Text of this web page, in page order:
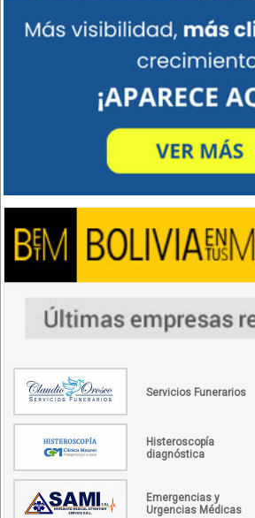
Servicios Funerarios
Histeroscopía
diagnóstica
Emergencias y
Urgencias Médicas